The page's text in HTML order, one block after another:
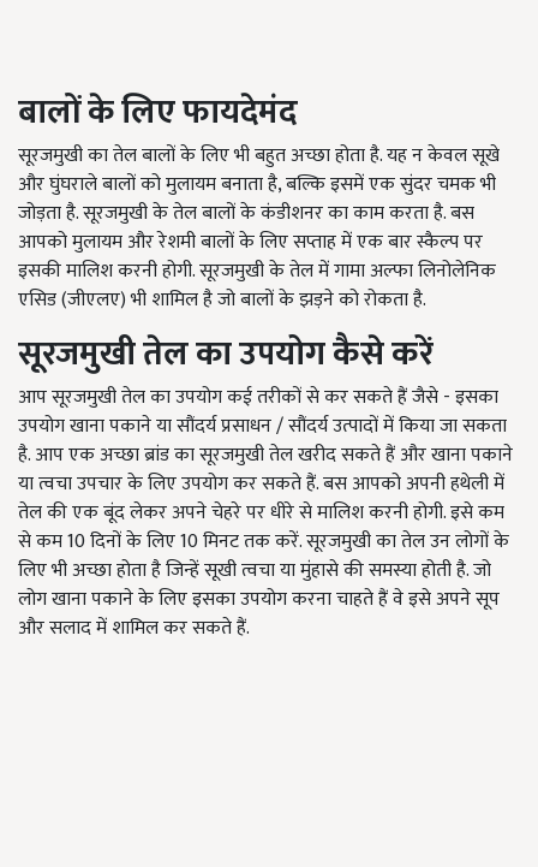
बालों के लिए फायदेमंद
सूरजमुखी का तेल बालों के लिए भी बहुत अच्छा होता है. यह न केवल सूखे
और घुंघराले बालों को मुलायम बनाता है, बल्कि इसमें एक सुंदर चमक भी
जोड़ता है. सूरजमुखी के तेल बालों के कंडीशनर का काम करता है. बस
आपको मुलायम और रेशमी बालों के लिए सप्ताह में एक बार स्कैल्प पर
इसकी मालिश करनी होगी. सूरजमुखी के तेल में गामा अल्फा लिनोलेनिक
एसिड (जीएलए) भी शामिल है जो बालों के झड़ने को रोकता है.
सूरजमुखी तेल का उपयोग कैसे करें
आप सूरजमुखी तेल का उपयोग कई तरीकों से कर सकते हैं जैसे - इसका
उपयोग खाना पकाने या सौंदर्य प्रसाधन / सौंदर्य उत्पादों में किया जा सकता
है. आप एक अच्छा ब्रांड का सूरजमुखी तेल खरीद सकते हैं और खाना पकाने
या त्वचा उपचार के लिए उपयोग कर सकते हैं. बस आपको अपनी हथेली में
तेल की एक बूंद लेकर अपने चेहरे पर धीरे से मालिश करनी होगी. इसे कम
से कम 10 दिनों के लिए 10 मिनट तक करें. सूरजमुखी का तेल उन लोगों के
लिए भी अच्छा होता है जिन्हें सूखी त्वचा या मुंहासे की समस्या होती है. जो
लोग खाना पकाने के लिए इसका उपयोग करना चाहते हैं वे इसे अपने सूप
और सलाद में शामिल कर सकते हैं.